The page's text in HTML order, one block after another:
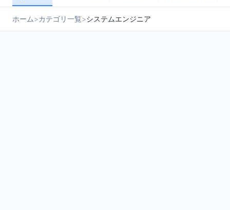
ホーム>カテゴリ一覧>システムエンジニア